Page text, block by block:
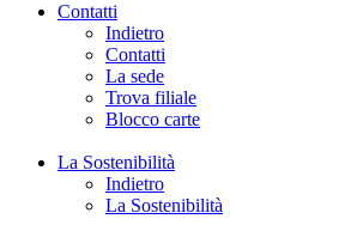
Contatti
Indietro
Contatti
La sede
Trova filiale
Blocco carte
La Sostenibilità
Indietro
La Sostenibilità